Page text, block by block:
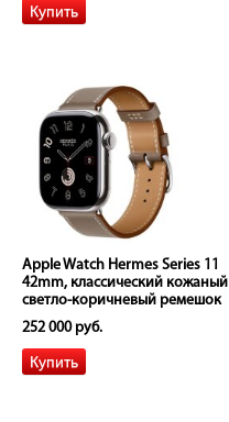
Apple Watch Hermes Series 11
42mm, классический кожаный
светло-коричневый ремешок
252 000 руб.